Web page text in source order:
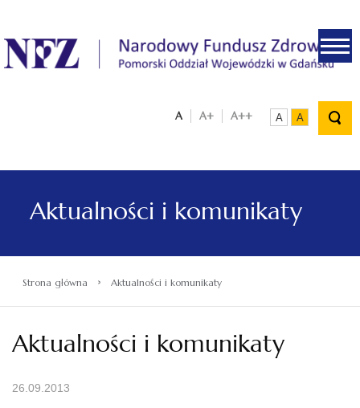
.
A A+ A++ A A
Aktualności i komunikaty
Strona główna › Aktualności i komunikaty
Aktualności i komunikaty
26.09.2013